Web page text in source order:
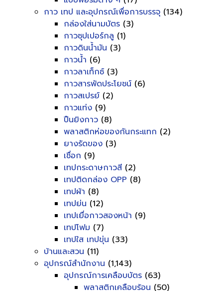
กาว เทป และอุปกรณ์เพื่อการบรรจุ (134)
กล่องใส่นามบัตร (3)
กาวซุปเปอร์กลู (1)
กาวดินน้ำมัน (3)
กาวน้ำ (6)
กาวลาเท็กซ์ (3)
กาวสารพัดประโยชน์ (6)
กาวสเปรย์ (2)
กาวแท่ง (9)
ปืนยิงกาว (8)
พลาสติกห่อของกันกระแทก (2)
ยางรัดของ (3)
เชื่อก (9)
เทปกระดาษกาวสี (2)
เทปติดกล่อง OPP (8)
เทปผ้า (8)
เทปย่น (12)
เทปเยื่อกาวสองหน้า (9)
เทปโฟม (7)
เทปใส เทปขุ่น (33)
บ้านและสวน (11)
อุปกรณ์สำนักงาน (1,143)
อุปกรณ์การเคลือบบัตร (63)
พลาสติกเคลือบร้อน (50)